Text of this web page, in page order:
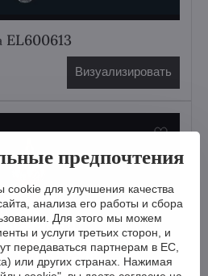
EL600613
Визуализировать
предпочтения
для улучшения качества
анализа его работы и сбора
Для этого мы можем
и услуги третьих сторон, и
передаваться партнерам в ЕС,
или других странах. Нажимая